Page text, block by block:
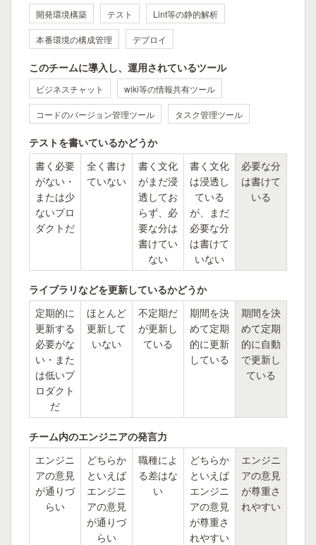
開発環境構築 テスト Lint等の静的解析
本番環境の構成管理 デプロイ
このチームに導入し、運用されているツール
ビジネスチャット wiki等の情報共有ツール
コードのバージョン管理ツール タスク管理ツール
テストを書いているかどうか
書く必要
がない・
または少
ないプロ
ダクトだ
全く書け
ていない
書く文化
がまだ浸
透してお
らず、必
要な分は
書けてい
ない
書く文化
は浸透し
ている
が、まだ
必要な分
は書けて
いない
必要な分
は書けて
いる
ライブラリなどを更新しているかどうか
定期的に
更新する
必要がな
い・また
は低いプ
ロダクト
だ
ほとんど
更新して
いない
不定期だ
が更新し
ている
期間を決
めて定期
的に更新
している
期間を決
めて定期
的に自動
で更新し
ている
チーム内のエンジニアの発言力
エンジニ
アの意見
が通りづ
らい
どちらか
といえば
エンジニ
アの意見
が通りづ
らい
職種によ
る差はな
い
どちらか
といえば
エンジニ
アの意見
が尊重さ
れやすい
エンジニ
アの意見
が尊重さ
れやすい